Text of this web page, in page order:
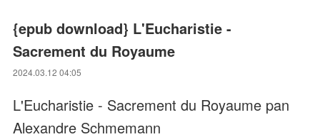
{epub download} L'Eucharistie -
Sacrement du Royaume
2024.03.12 04:05
L'Eucharistie - Sacrement du Royaume pan
Alexandre Schmemann